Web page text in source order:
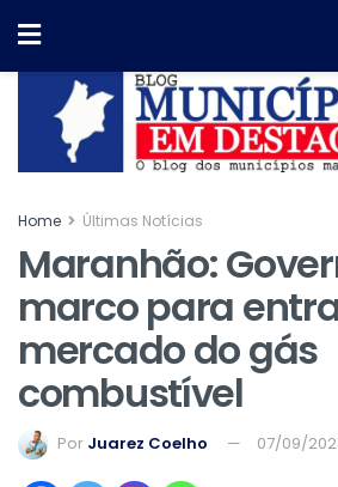
Home Últimas Notícias
Maranhão:
marco para
mercado do gás
combustível
Por Juarez Coelho 07/09/